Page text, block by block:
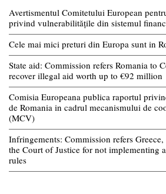
Avertismentul Comitetului European
privind vulnerabilitățile din sistemul
Cele mai mici preturi din Europa sunt in
State aid: Commission refers Romania to
recover illegal aid worth up to €92 million
Comisia Europeana publica raportul
de Romania in cadrul mecanismului de
(MCV)
Infringements: Commission refers
the Court of Justice for not implementing
rules